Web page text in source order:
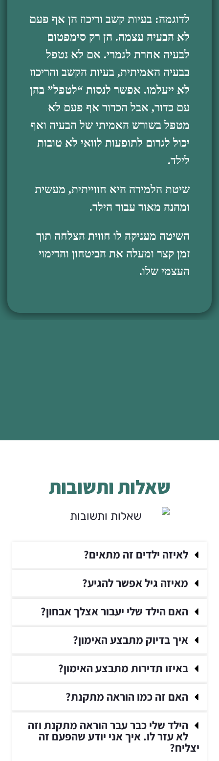
לדוגמה: בעיות קשב וריכוז הן אף פעם
לא הבעיה עצמה. הן רק סימפטום
לבעיה אחרת לגמרי. אם לא נטפל
בבעיה האמיתית, בעיות הקשב והריכוז
לא ייעלמו. אפשר לנסות “לטפל” בהן
עם כדור, אבל הכדור אף פעם לא
מטפל בשורש האמיתי של הבעיה ואף
יכול לגרום לתופעות לוואי לא טובות
לילד.
שיטת הלמידה היא חווייתית, מעשית
ומהנה מאוד עבור הילד.
השיטה מעניקה לו חווית הצלחה תוך
זמן קצר ומעלה את הביטחון והדימוי
העצמי שלו.
שאלות ותשובות
לאיזה ילדים זה מתאים?
מאיזה גיל אפשר להגיע?
האם הילד שלי יעבור אצלך אבחון?
איך בדיוק מתבצע האימון?
באיזו תדירות מתבצע האימון?
האם זה כמו הוראה מתקנת?
הילד שלי כבר עבר הוראה מתקנת וזה
לא עזר לו. איך אני יודע שהפעם זה
יצליח?